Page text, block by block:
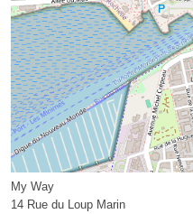
My Way
14 Rue du Loup Marin